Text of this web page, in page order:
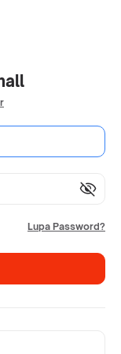
visibility_off
Lupa Password?